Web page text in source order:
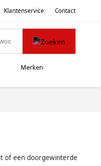
Klantenservice Contact
Merken
of een doorgewinterde